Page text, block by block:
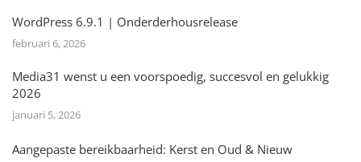
WordPress 6.9.1 | Onderderhousrelease
februari 6, 2026
Media31 wenst u een voorspoedig, succesvol en gelukkig
2026
januari 5, 2026
Aangepaste bereikbaarheid: Kerst en Oud & Nieuw